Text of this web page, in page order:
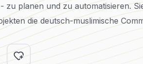
planen und zu automatisieren.
die deutsch-muslimische